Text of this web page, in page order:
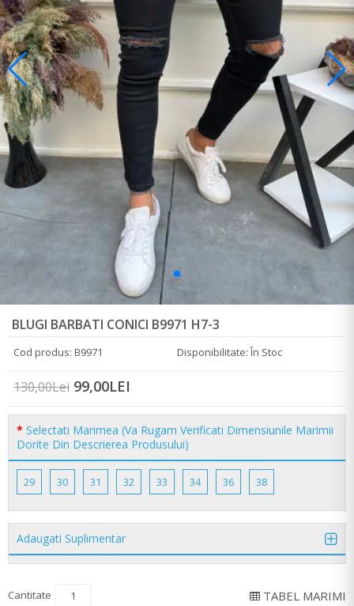
BLUGI BARBATI CONICI B9971 H7-3
Cod produs: B9971 Disponibilitate: În Stoc
130,00Lei 99,00LEI
Selectati Marimea (Va Rugam Verificati Dimensiunile Marimii
Dorite Din Descrierea Produsului)
29 30 31 32 33 34 36 38
Adaugati Suplimentar
Cantitate TABEL MARIMI